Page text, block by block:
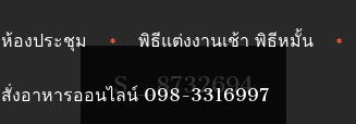
ห้องประชุม พิธีแต่งงานเช้า พิธีหมั้น
สั่งอาหารออนไลน์ 098-3316997
S__8732694